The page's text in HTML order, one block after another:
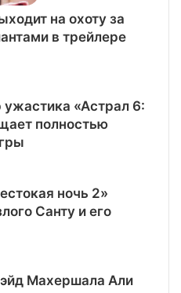
на охоту за
в трейлере
«Астрал 6:
полностью
ночь 2»
Санту и его
Махершала Али